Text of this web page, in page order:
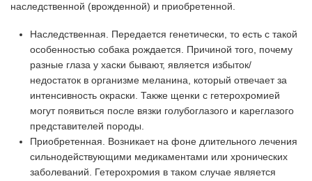
наследственной (врожденной) и приобретенной.
Наследственная. Передается генетически, то есть с такой
особенностью собака рождается. Причиной того, почему
разные глаза у хаски бывают, является избыток/
недостаток в организме меланина, который отвечает за
интенсивность окраски. Также щенки с гетерохромией
могут появиться после вязки голубоглазого и кареглазого
представителей породы.
Приобретенная. Возникает на фоне длительного лечения
сильнодействующими медикаментами или хронических
заболеваний. Гетерохромия в таком случае является